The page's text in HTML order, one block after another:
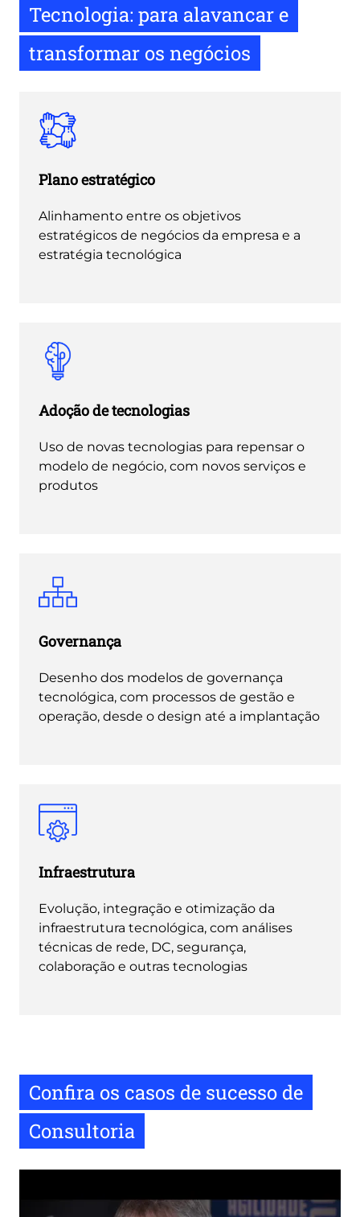
Tecnologia: para alavancar e
transformar os negócios
Plano estratégico
Alinhamento entre os objetivos
estratégicos de negócios da empresa e a
estratégia tecnológica
Adoção de tecnologias
Uso de novas tecnologias para repensar o
modelo de negócio, com novos serviços e
produtos
Governança
Desenho dos modelos de governança
tecnológica, com processos de gestão e
operação, desde o design até a implantação
Infraestrutura
Evolução, integração e otimização da
infraestrutura tecnológica, com análises
técnicas de rede, DC, segurança,
colaboração e outras tecnologias
Confira os casos de sucesso de
Consultoria